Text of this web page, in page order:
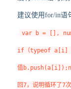
建议使用for/in语
var b = [],
if（typeof a[i]
值
回7，说明循环